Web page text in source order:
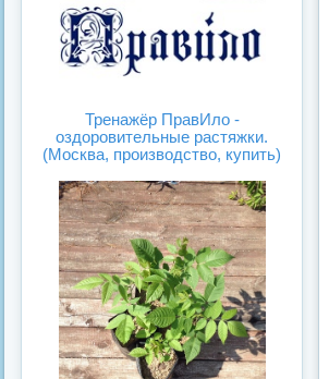
Тренажёр ПравИло -
оздоровительные растяжки.
(Москва, производство, купить)